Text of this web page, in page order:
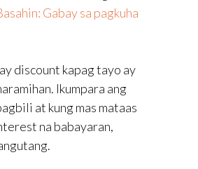
Gabay sa pagkuha
discount kapag tayo ay
Ikumpara ang
at kung mas mataas
na babayaran,